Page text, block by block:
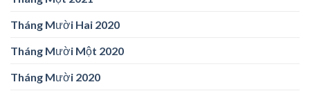
Tháng Mười Hai 2020
Tháng Mười Một 2020
Tháng Mười 2020